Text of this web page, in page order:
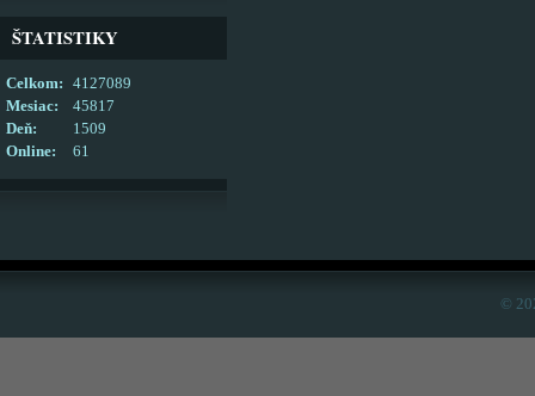
ŠTATISTIKY
Online: 61
Celkom:
4127089
Mesiac:
45817
Deň:
1509
©